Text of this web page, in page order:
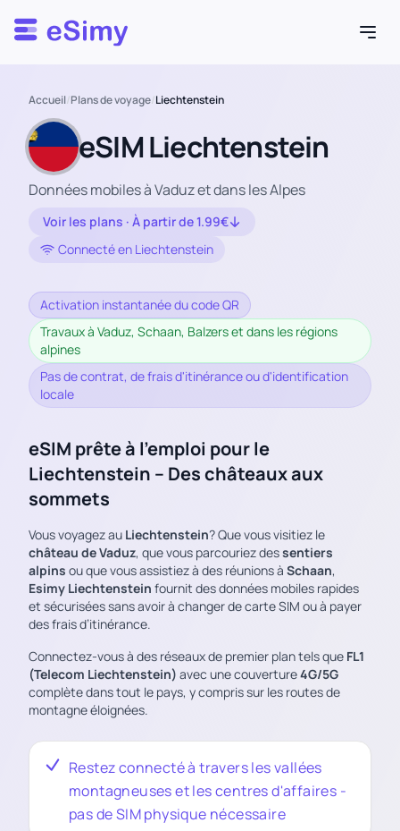
Esimy
Accueil/Plans de voyage/Liechtenstein
eSIM Liechtenstein
Données mobiles à Vaduz et dans les Alpes
Voir les plans · À partir de 1.99€
Connecté en Liechtenstein
Activation instantanée du code QR
Travaux à Vaduz, Schaan, Balzers et dans les régions
alpines
Pas de contrat, de frais d'itinérance ou d'identification
locale
eSIM prête à l’emploi pour le
Liechtenstein – Des châteaux aux
sommets
Vous voyagez au Liechtenstein? Que vous visitiez le
château de Vaduz, que vous parcouriez dessentiers
alpins ou que vous assistiez à des réunions à Schaan,
Esimy Liechtenstein fournit des données mobiles rapides
et sécurisées sans avoir à changer de carte SIM ou à payer
des frais d’itinérance.
Connectez-vous à des réseaux de premier plan tels que FL1
(Telecom Liechtenstein) avec une couverture4G/5G
complète dans tout le pays, y compris sur les routes de
montagne éloignées.
Restez connecté à travers les vallées
montagneuses et les centres d'affaires -
pas de SIM physique nécessaire